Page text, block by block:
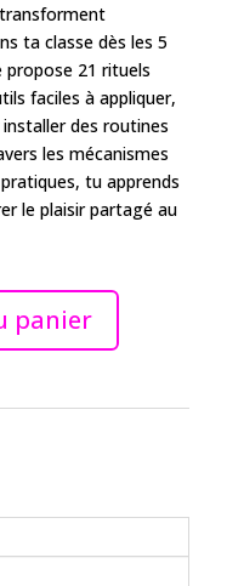
ta classe dès les 5
propose 21 rituels
faciles à appliquer,
des routines
les mécanismes
tu apprends
le plaisir partagé au
panier